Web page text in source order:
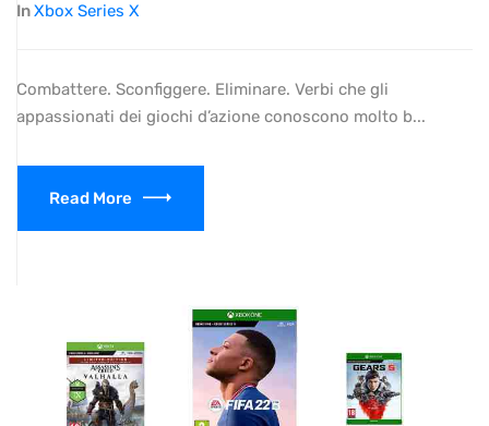
InXbox Series X
Combattere. Sconfiggere. Eliminare. Verbi che gli
appassionati dei giochi d’azione conoscono molto b...
Read More